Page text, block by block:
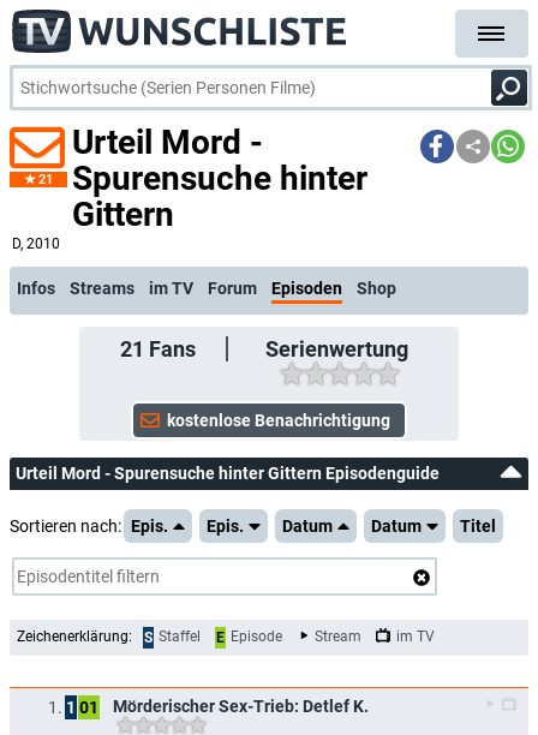
21
Urteil Mord -
Spurensuche hinter
Gittern
D, 2010
Infos Streams im TV Forum Episoden Shop
21 Fans Serienwertung
Urteil Mord - Spurensuche hinter Gittern Episodenguide
Sortieren nach: Epis. Epis. Datum Datum Titel
Zeichenerklärung: S Staffel E Episode Stream im TV
1. 1 01 Mörderischer Sex-Trieb: Detlef K.